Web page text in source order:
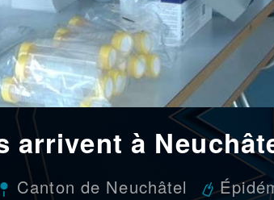
arrivent à
Canton de Neuchâtel